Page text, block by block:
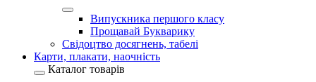
Випускника першого класу
Прощавай Букварику
Свідоцтво досягнень, табелі
Карти, плакати, наочність
Каталог товарів